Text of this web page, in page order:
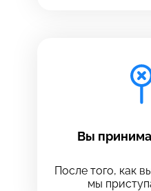
Вы
После того, как
мы